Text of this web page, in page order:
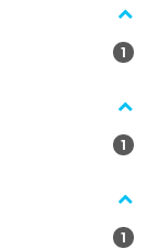
1
1
1
1
1
1